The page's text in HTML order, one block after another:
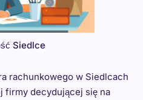
Siedlce
rachunkowego w Siedlcach
firmy decydującej się na